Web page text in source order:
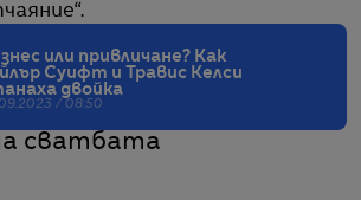
или привличане? Как
Суифт и Травис Келси
двойка
/ 08:50
сватбата